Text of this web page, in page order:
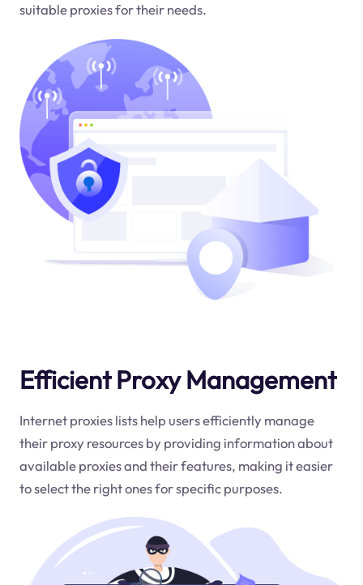
suitable proxies for their needs.
Efficient Proxy Management
Internet proxies lists help users efficiently manage
their proxy resources by providing information about
available proxies and their features, making it easier
to select the right ones for specific purposes.